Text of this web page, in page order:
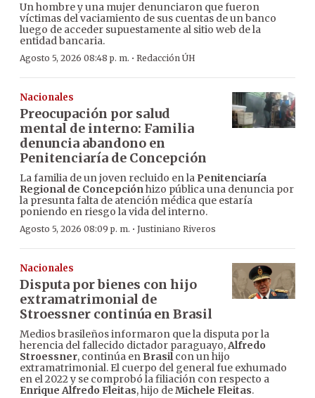
Un hombre y una mujer denunciaron que fueron
víctimas del vaciamiento de sus cuentas de un banco
luego de acceder supuestamente al sitio web de la
entidad bancaria.
Agosto 5, 2026 08:48 p. m. · Redacción ÚH
Nacionales
Preocupación por salud
mental de interno: Familia
denuncia abandono en
Penitenciaría de Concepción
La familia de un joven recluido en la Penitenciaría
Regional de Concepciónhizo pública una denuncia por
la presunta falta de atención médica que estaría
poniendo en riesgo la vida del interno.
Agosto 5, 2026 08:09 p. m. · Justiniano Riveros
Nacionales
Disputa por bienes con hijo
extramatrimonial de
Stroessner continúa en Brasil
Medios brasileños informaron que la disputa por la
herencia del fallecido dictador paraguayo,Alfredo
Stroessner, continúa en Brasilcon un hijo
extramatrimonial. El cuerpo del general fue exhumado
en el 2022 y se comprobó la filiación con respecto a
Enrique Alfredo Fleitas, hijo deMichele Fleitas.